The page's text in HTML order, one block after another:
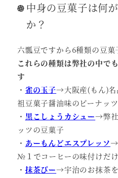
中身の豆菓子は何
か？
六瓢豆ですから6種類の豆菓
これらの種類は弊社の中で
す
・ 雀の玉子→大阪産(もん)名
祖豆菓子醤油味のピーナッツ
・ 黒こしょうカシュー→弊
ッツの豆菓子
・ あーもんどエスプレッソ→
№１でコーヒーの味付けだ
・ 抹茶ぴー→宇治のお抹茶